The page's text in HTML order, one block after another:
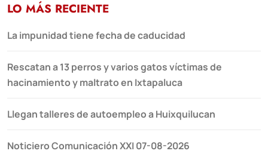
LO MÁS RECIENTE
La impunidad tiene fecha de caducidad
Rescatan a 13 perros y varios gatos víctimas de
hacinamiento y maltrato en Ixtapaluca
Llegan talleres de autoempleo a Huixquilucan
Noticiero Comunicación XXI 07-08-2026